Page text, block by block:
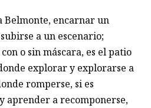
Belmonte, encarnar un
a un escenario;
o sin máscara, es el patio
explorar y explorarse a
romperse, si es
aprender a recomponerse,